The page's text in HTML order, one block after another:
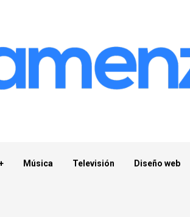
Música Televisión Diseño web